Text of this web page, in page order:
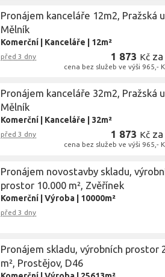
Pronájem kanceláře 12m2, Pražská
Mělník
Komerční Kanceláře 12m²
před 3 dny 1 873 Kč
cena bez služeb ve výši 965,-
Pronájem kanceláře 32m2, Pražská
Mělník
Komerční Kanceláře 32m²
před 3 dny 1 873 Kč
cena bez služeb ve výši 965,-
Pronájem novostavby skladu,
prostor 10.000 m², Zvěřínek
Komerční |Výroba | 10000m²
před 3 dny
Pronájem skladu, výrobních prostor
m², Prostějov, D46